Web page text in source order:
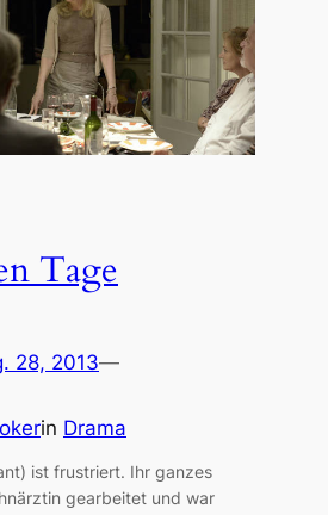
Tage
28, 2013—
in Drama
ist frustriert. Ihr ganzes
gearbeitet und war